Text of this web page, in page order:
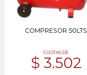
COMPRESOR 50LTS
CUOTAS DE
$ 3.502